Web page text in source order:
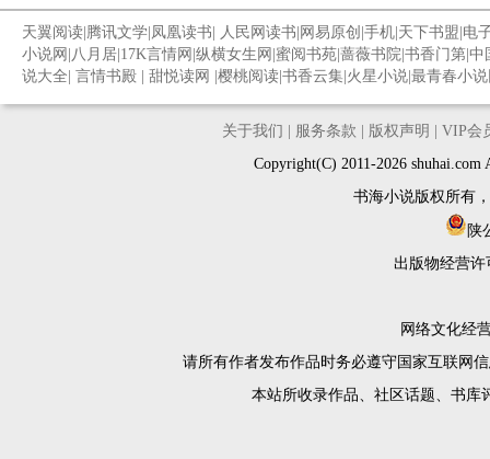
天翼阅读 腾讯文学 凤凰读书 人民网读书 网易原创 手机 天下书盟 电
小说网 八月居 17K言情网 纵横女生网 蜜阅书苑 蔷薇书院 书香门第 中
说大全 言情书殿 甜悦读网 樱桃阅读 书香云集 火星小说 最青春小
关于我们 服务条款 版权声明
VIP会
Copyright(C) 2011-2026
书海小说版权所有
陕
出版物经营许
网络文化经
请所有作者发布作品时务必遵守国家互联网
本站所收录作品、社区话题、书库